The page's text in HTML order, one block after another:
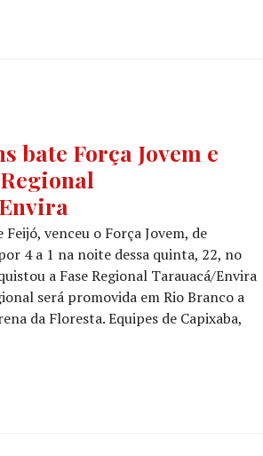
bate Força Jovem e
venceu o Força Jovem, de
4 a 1 na noite dessa quinta, 22, no
a Fase Regional Tarauacá/Envira
será promovida em Rio Branco a
da Floresta. Equipes de Capixaba,